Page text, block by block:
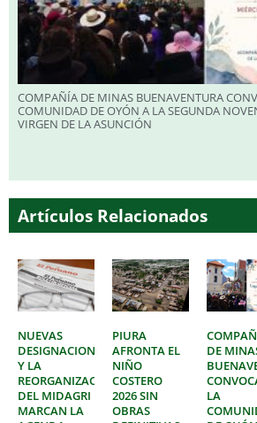
COMPAÑÍA DE MINAS BUENAVENTURA
COMUNIDAD DE OYÓN A LA SEGUNDA
VIRGEN DE LA ASUNCIÓN
Artículos Relacionados
NUEVAS
DESIGNACIONES
Y LA
REORGANIZACIÓN
DEL MIDAGRI
MARCAN LA
PIURA
AFRONTA EL
NIÑO
COSTERO
2026 SIN
OBRAS
DE
LA